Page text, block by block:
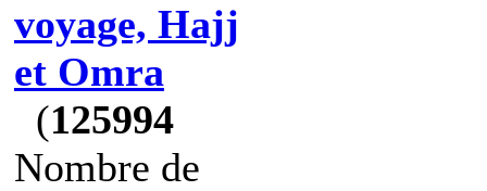
voyage, Hajj
et Omra
(125994
Nombre de